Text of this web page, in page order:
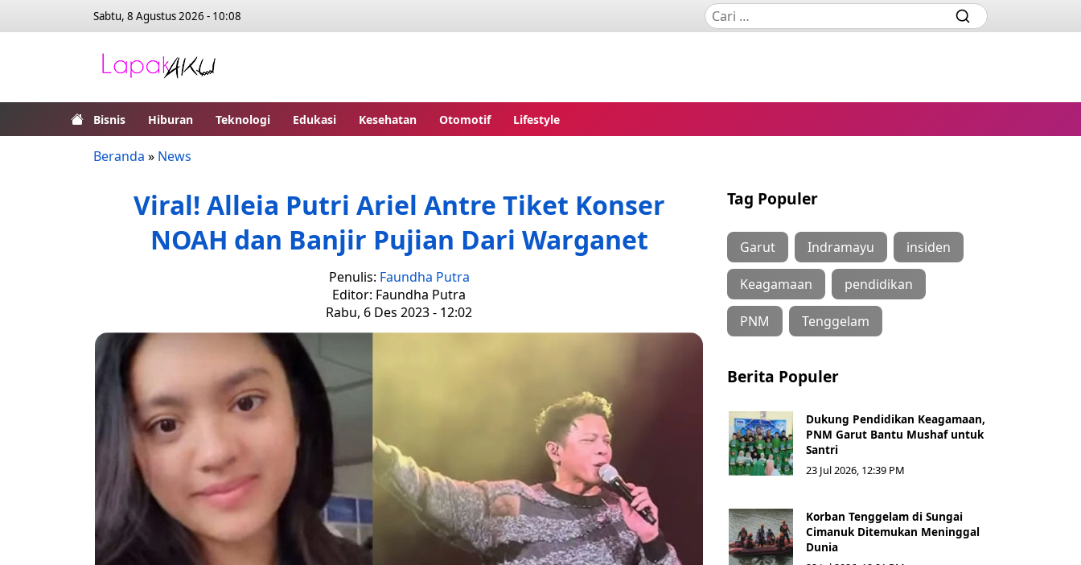
Sabtu, 8 Agustus 2026 - 10:08
Bisnis Hiburan Teknologi Edukasi Kesehatan Otomotif Lifestyle
Beranda » News
Viral! Alleia Putri Ariel Antre Tiket Konser
NOAH dan Banjir Pujian Dari Warganet
Penulis: Faundha Putra
Editor: Faundha Putra
Rabu, 6 Des 2023 - 12:02
Tag Populer
Garut Indramayu insiden
Keagamaan pendidikan
PNM Tenggelam
Berita Populer
Dukung Pendidikan Keagamaan,
PNM Garut Bantu Mushaf untuk
Santri
23 Jul 2026, 12:39 PM
Korban Tenggelam di Sungai
Cimanuk Ditemukan Meninggal
Dunia